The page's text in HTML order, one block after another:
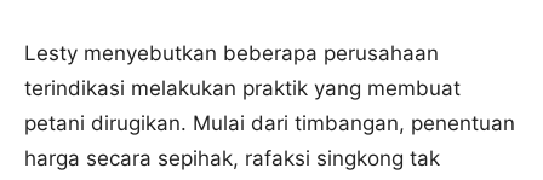
Lesty menyebutkan beberapa perusahaan
terindikasi melakukan praktik yang membuat
petani dirugikan. Mulai dari timbangan, penentuan
harga secara sepihak, rafaksi singkong tak